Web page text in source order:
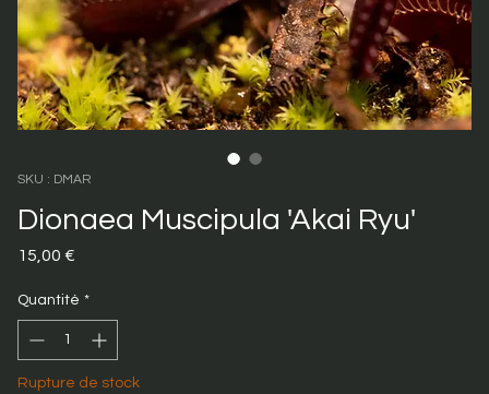
SKU : DMAR
Dionaea Muscipula 'Akai Ryu'
15,00 €
Quantité *
Rupture de stock